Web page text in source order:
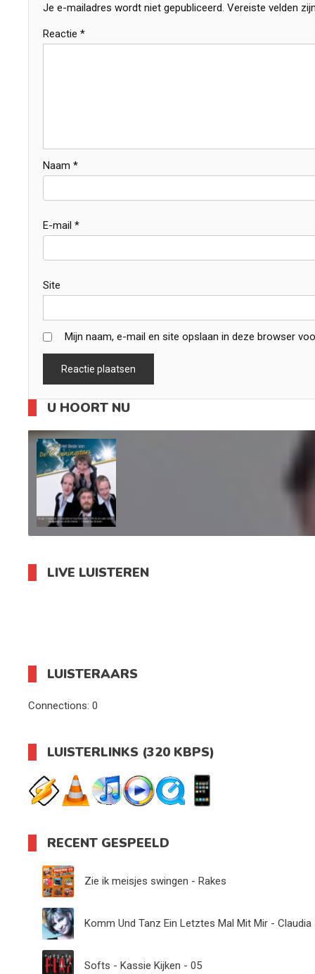
Je e-mailadres wordt niet gepubliceerd. Vereiste velden
Reactie *
Naam *
E-mail *
Site
Mijn naam, e-mail en site opslaan in deze browser
U HOORT NU
LIVE LUISTEREN
LUISTERAARS
Connections: 0
LUISTERLINKS (320 KBPS)
RECENT GESPEELD
Zie ik meisjes swingen - Rakes
Komm Und Tanz Ein Letztes Mal Mit Mir - Claudia
Softs - Kassie Kijken - 05